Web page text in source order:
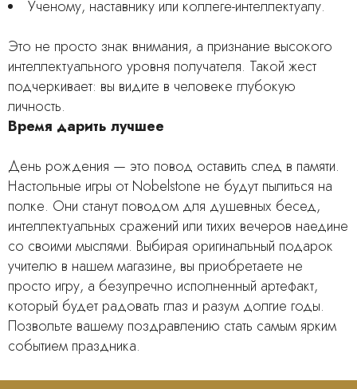
Ученому, наставнику или коллеге-интеллектуалу.
Это не просто знак внимания, а признание высокого
интеллектуального уровня получателя. Такой жест
подчеркивает: вы видите в человеке глубокую
личность.
Время дарить лучшее
День рождения — это повод оставить след в памяти.
Настольные игры от Nobelstone не будут пылиться на
полке. Они станут поводом для душевных бесед,
интеллектуальных сражений или тихих вечеров наедине
со своими мыслями. Выбирая оригинальный подарок
учителю в нашем магазине, вы приобретаете не
просто игру, а безупречно исполненный артефакт,
который будет радовать глаз и разум долгие годы.
Позвольте вашему поздравлению стать самым ярким
событием праздника.